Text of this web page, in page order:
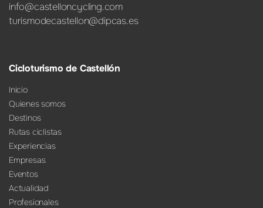
info@castelloncycling.com
turismodecastellon@dipcas.es
Cicloturismo de Castellón
Inicio
Quienes somos
Destinos
Rutas ciclistas
Experiencias
Empresas
Eventos
Actualidad
Profesionales